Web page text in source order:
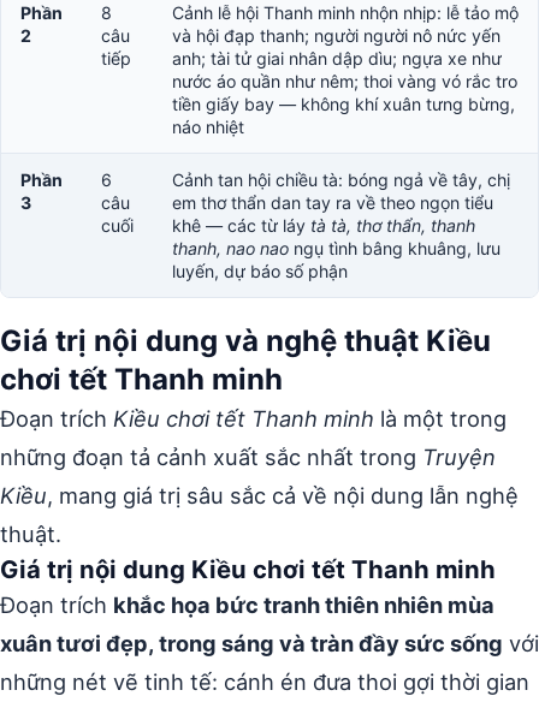
Phần
2
8
câu
tiếp
Cảnh lễ hội Thanh minh nhộn nhịp: lễ tảo mộ
và hội đạp thanh; người người nô nức yến
anh; tài tử giai nhân dập dìu; ngựa xe như
nước áo quần như nêm; thoi vàng vó rắc tro
tiền giấy bay — không khí xuân tưng bừng,
náo nhiệt
Phần
3
6
câu
cuối
Cảnh tan hội chiều tà: bóng ngả về tây, chị
em thơ thẩn dan tay ra về theo ngọn tiểu
khê — các từ láy tà tà, thơ thẩn, thanh
thanh, nao nao ngụ tình bâng khuâng, lưu
luyến, dự báo số phận
Giá trị nội dung và nghệ thuật Kiều
chơi tết Thanh minh
Đoạn trích Kiều chơi tết Thanh minh là một trong
những đoạn tả cảnh xuất sắc nhất trong Truyện
Kiều, mang giá trị sâu sắc cả về nội dung lẫn nghệ
thuật.
Giá trị nội dung Kiều chơi tết Thanh minh
Đoạn trích khắc họa bức tranh thiên nhiên mùa
xuân tươi đẹp, trong sáng và tràn đầy sức sống với
những nét vẽ tinh tế: cánh én đưa thoi gợi thời gian